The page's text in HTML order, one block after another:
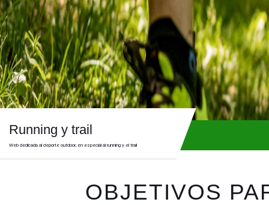
Skip
to
content
Running y trail
Web dedicada al deporte outdoor, en especial al running y el trail
OBJETIVOS